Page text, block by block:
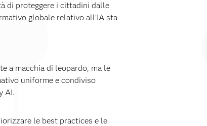
di proteggere i cittadini dalle
globale relativo all'IA sta
a macchia di leopardo, ma le
uniforme e condiviso
AI.
le best practices e le